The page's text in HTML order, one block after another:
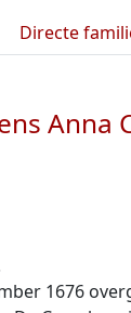
Directe
Anna
1676